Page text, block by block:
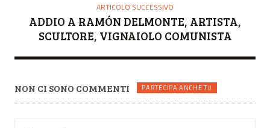
ARTICOLO SUCCESSIVO
ADDIO A RAMÓN DELMONTE, ARTISTA,
SCULTORE, VIGNAIOLO COMUNISTA
NON CI SONO COMMENTI PARTECIPA ANCHE TU